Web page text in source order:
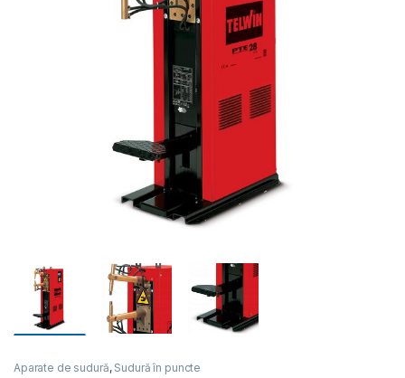
Aparate de sudură, Sudură în puncte